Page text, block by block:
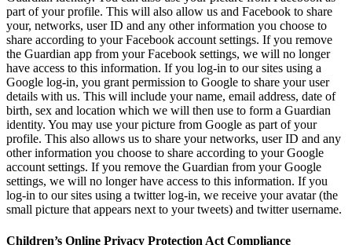
part of your profile. This will also allow us and Facebook to share
your, networks, user ID and any other information you choose to
share according to your Facebook account settings. If you remove
the Guardian app from your Facebook settings, we will no longer
have access to this information. If you log-in to our sites using a
Google log-in, you grant permission to Google to share your user
details with us. This will include your name, email address, date of
birth, sex and location which we will then use to form a Guardian
identity. You may use your picture from Google as part of your
profile. This also allows us to share your networks, user ID and any
other information you choose to share according to your Google
account settings. If you remove the Guardian from your Google
settings, we will no longer have access to this information. If you
log-in to our sites using a twitter log-in, we receive your avatar (the
small picture that appears next to your tweets) and twitter username.
Children’s Online Privacy Protection Act Compliance